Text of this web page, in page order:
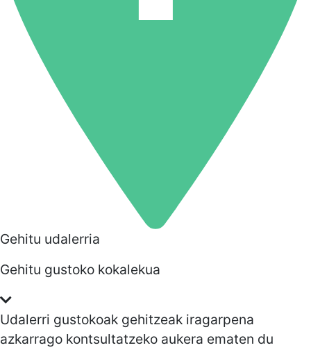
Gehitu udalerria
Gehitu gustoko kokalekua
Udalerri gustokoak gehitzeak iragarpena
azkarrago kontsultatzeko aukera ematen du